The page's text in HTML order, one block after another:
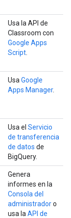
Usa la API de
Classroom con
Google Apps
Script
Usa Google
Apps Manager.
Usa el Servicio
de transferencia
de datos de
BigQuery.
Genera
informes en la
Consola del
administradoro
usa la API de